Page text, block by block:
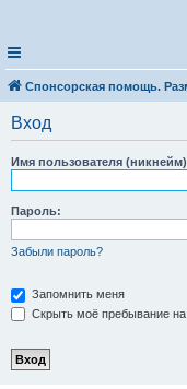
Спонсорская помощь.
Вход
Имя пользователя
Пароль:
Забыли пароль?
Запомнить меня
Скрыть моё пребывание